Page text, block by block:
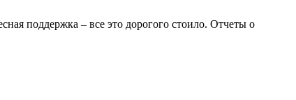
поддержка – все это дорогого стоило. Отчеты о